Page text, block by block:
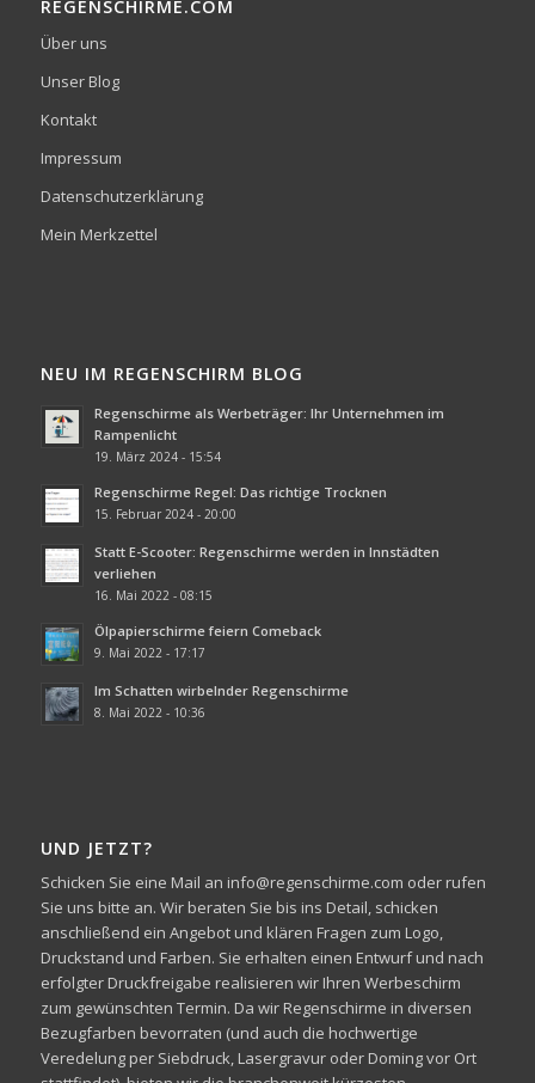
REGENSCHIRME.COM
Über uns
Unser Blog
Kontakt
Impressum
Datenschutzerklärung
Mein Merkzettel
NEU IM REGENSCHIRM BLOG
Regenschirme als Werbeträger: Ihr Unternehmen im
Rampenlicht
19. März 2024 - 15:54
Regenschirme Regel: Das richtige Trocknen
15. Februar 2024 - 20:00
Statt E-Scooter: Regenschirme werden in Innstädten
verliehen
16. Mai 2022 - 08:15
Ölpapierschirme feiern Comeback
9. Mai 2022 - 17:17
Im Schatten wirbelnder Regenschirme
8. Mai 2022 - 10:36
UND JETZT?
Schicken Sie eine Mail an info@regenschirme.com oder rufen
Sie uns bitte an. Wir beraten Sie bis ins Detail, schicken
anschließend ein Angebot und klären Fragen zum Logo,
Druckstand und Farben. Sie erhalten einen Entwurf und nach
erfolgter Druckfreigabe realisieren wir Ihren Werbeschirm
zum gewünschten Termin. Da wir Regenschirme in diversen
Bezugfarben bevorraten (und auch die hochwertige
Veredelung per Siebdruck, Lasergravur oder Doming vor Ort